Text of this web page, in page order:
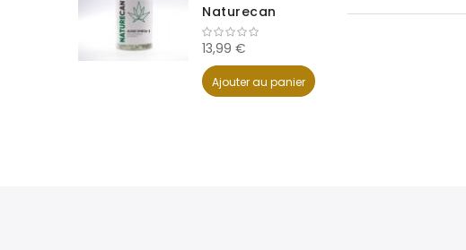
Naturecan
13,99 €
Ajouter au panier